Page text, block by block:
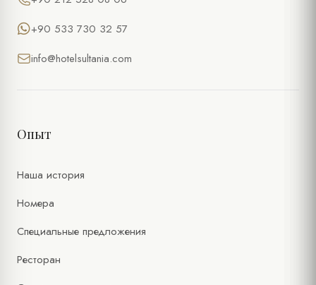
+90 533 730 32 57
info@hotelsultania.com
Опыт
Наша история
Номера
Специальные предложения
Ресторан